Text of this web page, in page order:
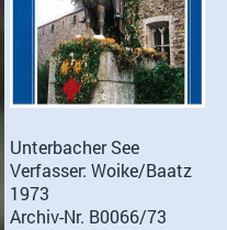
Unterbacher See
Verfasser: Woike/Baatz
1973
Archiv-Nr. B0066/73